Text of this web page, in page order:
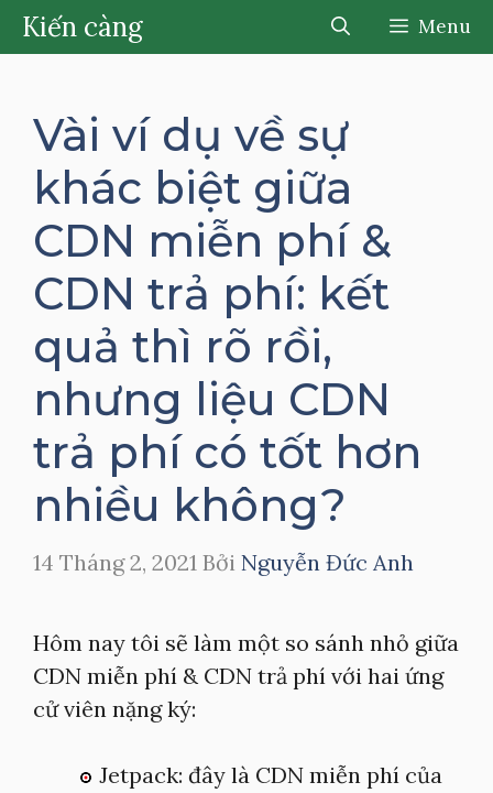
Chuyển
đến
dung
Kiến càng Menu
Vài ví dụ về sự
khác biệt giữa
CDN miễn phí &
CDN trả phí: kết
quả thì rõ rồi,
nhưng liệu CDN
trả phí có tốt hơn
nhiều không?
14 Tháng 2, 2021 Bởi Nguyễn Đức Anh
Hôm nay tôi sẽ làm một so sánh nhỏ giữa
CDN miễn phí & CDN trả phí với hai ứng
cử viên nặng ký:
Jetpack: đây là CDN miễn phí của